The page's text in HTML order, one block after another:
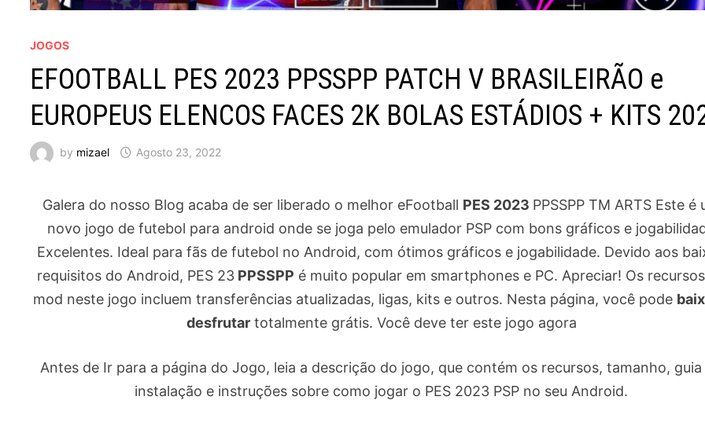
JOGOS
EFOOTBALL PES 2023 PPSSPP PATCH V BRASILEIRÃO e
EUROPEUS ELENCOS FACES 2K BOLAS ESTÁDIOS + KITS
by mizael Agosto 23, 2022
Galera do nosso Blog acaba de ser liberado o melhor eFootball PES 2023 PPSSPP TM ARTS Este é
novo jogo de futebol para android onde se joga pelo emulador PSP com bons gráficos e
Excelentes. Ideal para fãs de futebol no Android, com ótimos gráficos e jogabilidade. Devido aos
requisitos do Android, PES 23 PPSSPP é muito popular em smartphones e PC. Apreciar! Os
mod neste jogo incluem transferências atualizadas, ligas, kits e outros. Nesta página, você pode
desfrutartotalmente grátis. Você deve ter este jogo agora
Antes de Ir para a página do Jogo, leia a descrição do jogo, que contém os recursos, tamanho, guia
instalação e instruções sobre como jogar o PES 2023 PSP no seu Android.